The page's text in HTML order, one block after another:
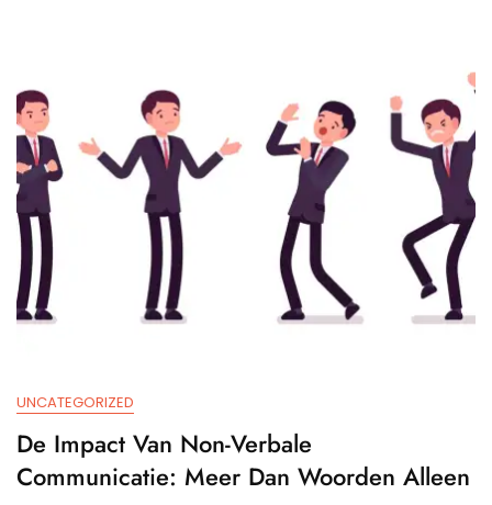
UNCATEGORIZED
De Impact Van Non-Verbale
Communicatie: Meer Dan Woorden Alleen